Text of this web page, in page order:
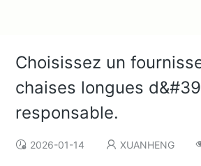
Choisissez un
chaises longues
responsable.
2026-01-14 XUANHENG